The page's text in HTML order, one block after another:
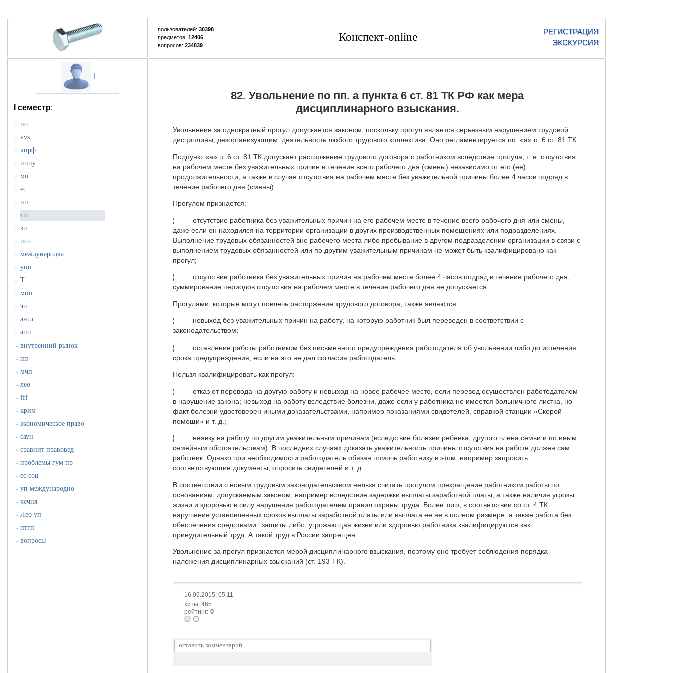
пользователей: 30398
предметов: 12406
вопросов: 234839
Конспект-online
РЕГИСТРАЦИЯ
ЭКСКУРСИЯ
I семестр:
» по
» vvs
» кпрф
» иппу
» мп
» ес
» ип
» тп
» зп
» псо
» международка
» упп
» Т
» мпп
» эп
» англ
» апп
» внутренний рынок
» пп
» мчп
» лео
» fff
» крим
» экономическое право
» саун
» сравнит правовед
» проблемы гум пр
» ес соц
» уп международно
» чечня
» Лео уп
» птгп
» вопросы
82. Увольнение по пп. а пункта 6 ст. 81 ТК РФ как мера
дисциплинарного взыскания.
Увольнение за однократный прогул допускается законом, поскольку прогул является серьезным нарушением трудовой
дисциплины, дезорганизующим деятельность любого трудового коллектива. Оно регламентируется пп. «а» п. 6 ст. 81 ТК.
Подпункт «а» п. 6 ст. 81 ТК допускает расторжение трудового договора с работником вследствие прогула, т. е. отсутствия
на рабочем месте без уважительных причин в течение всего рабочего дня (смены) независимо от его (ее)
продолжительности, а также в случае отсутствия на рабочем месте без уважительной причины более 4 часов подряд в
течение рабочего дня (смены).
Прогулом признается:
¦ отсутствие работника без уважительных причин на его рабочем месте в течение всего рабочего дня или смены,
даже если он находился на территории организации в других производственных помещениях или подразделениях.
Выполнение трудовых обязанностей вне рабочего места либо пребывание в другом подразделении организации в связи с
выполнением трудовых обязанностей или по другим уважительным причинам не может быть квалифицировано как
прогул;
¦ отсутствие работника без уважительных причин на рабочем месте более 4 часов подряд в течение рабочего дня;
суммирование периодов отсутствия на рабочем месте в течение рабочего дня не допускается.
Прогулами, которые могут повлечь расторжение трудового договора, также являются:
¦ невыход без уважительных причин на работу, на которую работник был переведен в соответствии с
законодательством;
¦ оставление работы работником без письменного предупреждения работодателя об увольнении либо до истечения
срока предупреждения, если на это не дал согласия работодатель.
Нельзя квалифицировать как прогул:
¦ отказ от перевода на другую работу и невыход на новое рабочее место, если перевод осуществлен работодателем
в нарушение закона; невыход на работу вследствие болезни, даже если у работника не имеется больничного листка, но
факт болезни удостоверен иными доказательствами, например показаниями свидетелей, справкой станции «Скорой
помощи» и т. д.;
¦ неявку на работу по другим уважительным причинам (вследствие болезни ребенка, другого члена семьи и по иным
семейным обстоятельствам). В последних случаях доказать уважительность причины отсутствия на работе должен сам
работник. Однако при необходимости работодатель обязан помочь работнику в этом, например запросить
соответствующие документы, опросить свидетелей и т. д.
В соответствии с новым трудовым законодательством нельзя считать прогулом прекращение работником работы по
основаниям, допускаемым законом, например вследствие задержки выплаты заработной платы, а также наличия угрозы
жизни и здоровью в силу нарушения работодателем правил охраны труда. Более того, в соответствии со ст. 4 ТК
нарушение установленных сроков выплаты заработной платы или выплата ее не в полном размере, а также работа без
обеспечения средствами ' защиты либо, угрожающая жизни или здоровью работника квалифицируются как
принудительный труд. А такой труд в России запрещен.
Увольнение за прогул признается мерой дисциплинарного взыскания, поэтому оно требует соблюдения порядка
наложения дисциплинарных взысканий (ст. 193 ТК).
16.06.2015; 05:11
хиты: 465
рейтинг: 0